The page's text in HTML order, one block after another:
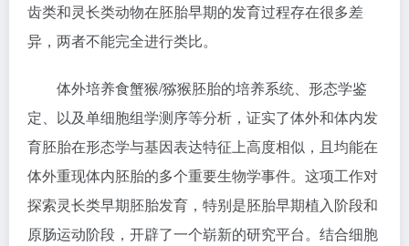
齿类和灵长类动物在胚胎早期的发育过程存在很多差
异，两者不能完全进行类比。
体外培养食蟹猴/猕猴胚胎的培养系统、形态学鉴
定、以及单细胞组学测序等分析，证实了体外和体内发
育胚胎在形态学与基因表达特征上高度相似，且均能在
体外重现体内胚胎的多个重要生物学事件。这项工作对
探索灵长类早期胚胎发育，特别是胚胎早期植入阶段和
原肠运动阶段，开辟了一个崭新的研究平台。结合细胞